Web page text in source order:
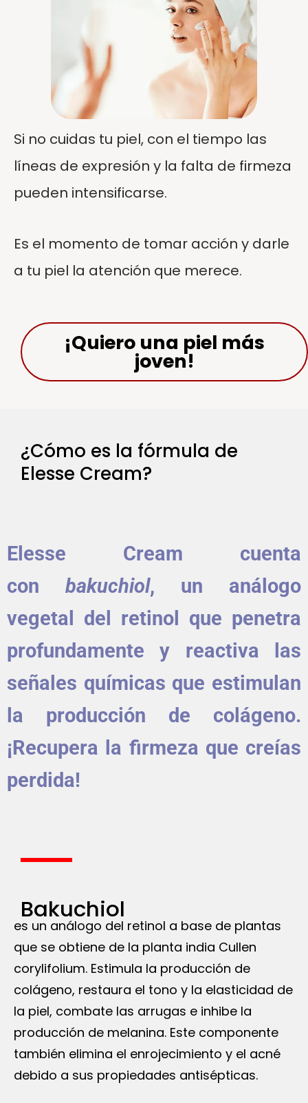
Si no cuidas tu piel, con el tiempo las
líneas de expresión y la falta de firmeza
pueden intensificarse.
Es el momento de tomar acción y darle
a tu piel la atención que merece.
¡Quiero una piel más
joven!
¿Cómo es la fórmula de
Elesse Cream?
Elesse Cream cuenta
con bakuchiol, un análogo
vegetal del retinol que penetra
profundamente y reactiva las
señales químicas que estimulan
la producción de colágeno.
¡Recupera la firmeza que creías
perdida!
es un análogo del retinol a base de plantas
que se obtiene de la planta india Cullen
corylifolium. Estimula la producción de
colágeno, restaura el tono y la elasticidad de
la piel, combate las arrugas e inhibe la
producción de melanina. Este componente
también elimina el enrojecimiento y el acné
debido a sus propiedades antisépticas.
Bakuchiol